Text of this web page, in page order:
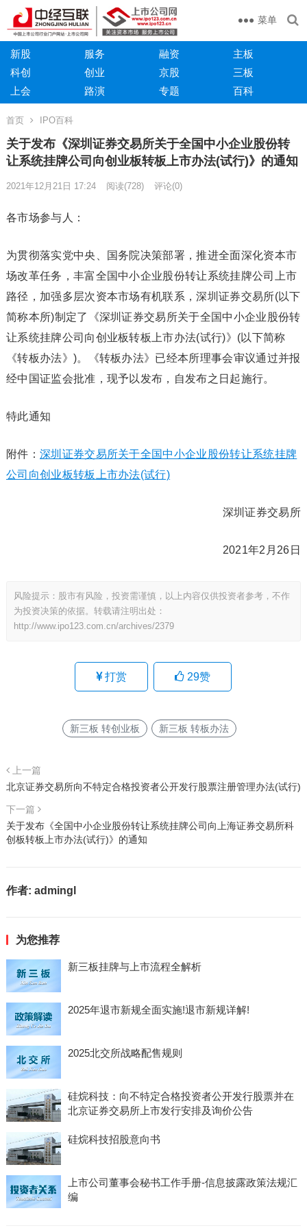
菜单
新股 服务 融资
主板
科创
创业 京股
三板
上会
路演 专题 百科
首页 IPO百科
关于发布《深圳证券交易所关于全国中小企业股份转
让系统挂牌公司向创业板转板上市办法(试行)》的通知
2021年12月21日 17:24 阅读(728) 评论(0)
各市场参与人：
为贯彻落实党中央、国务院决策部署，推进全面深化资本市
场改革任务，丰富全国中小企业股份转让系统挂牌公司上市
路径，加强多层次资本市场有机联系，深圳证券交易所(以下
简称本所)制定了《深圳证券交易所关于全国中小企业股份转
让系统挂牌公司向创业板转板上市办法(试行)》(以下简称
《转板办法》)。《转板办法》已经本所理事会审议通过并报
经中国证监会批准，现予以发布，自发布之日起施行。
特此通知
附件： 深圳证券交易所关于全国中小企业股份转让系统挂牌
公司向创业板转板上市办法(试行)
深圳证券交易所
2021年2月26日
风险提示：股市有风险，投资需谨慎，以上内容仅供投资者参考，不作
为投资决策的依据。转载请注明出处：
http://www.ipo123.com.cn/archives/2379
打赏 29赞
新三板 转创业板 新三板 转板办法
上一篇
北京证券交易所向不特定合格投资者公开发行股票注册管理办法(试行)
下一篇
关于发布《全国中小企业股份转让系统挂牌公司向上海证券交易所科
创板转板上市办法(试行)》的通知
作者: admingl
为您推荐
新三板挂牌与上市流程全解析
2025年退市新规全面实施!退市新规详解!
2025北交所战略配售规则
硅烷科技：向不特定合格投资者公开发行股票并在
北京证券交易所上市发行安排及询价公告
硅烷科技招股意向书
上市公司董事会秘书工作手册-信息披露政策法规汇
编